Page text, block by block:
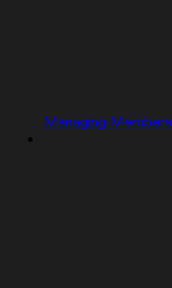
Managing Members